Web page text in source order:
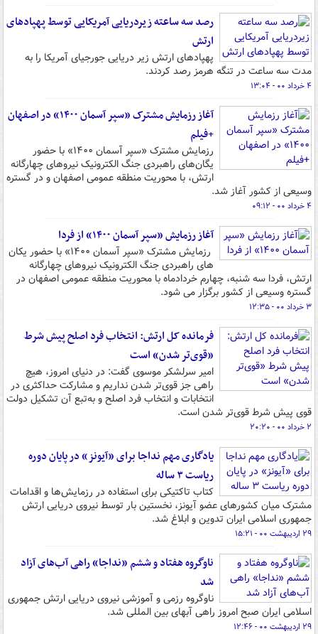
رصد سه ساعته زیردریایی آمریکایی توسط پهپادهای
ارتش
پهپادهای ارتش زیر دریایی جورجیای آمریکا را به
مدت سه ساعت در تنگه هرمز رصد کردند.
۴ خرداد ۰۰ - ۱۳:۰۴
آغاز رزمایش مشترک «سپر آسمان ۱۴۰۰» در اصفهان
+فیلم
رزمایش مشترک «سپر آسمان ۱۴۰۰» با حضور
یگان‌های راهبردی جنگ الکترونیک نیروهای چهارگانه
ارتش، با محوریت منطقه عمومی اصفهان و در گستره
وسیعی از کشور آغاز شد.
۴ خرداد ۰۰ - ۰۹:۱۲
آغاز رزمایش «سپر آسمان ۱۴۰۰» از فردا
رزمایش مشترک «سپر آسمان ۱۴۰۰» با حضور یکان
های راهبردی جنگ الکترونیک نیروهای چهارگانه
ارتش، فردا سه شنبه، چهارم خردادماه با محوریت منطقه عمومی اصفهان در
گستره وسیعی از کشور برگزار می شود.
۳ خرداد ۰۰ - ۱۲:۳۵
فرمانده کل ارتش: انتخاب فرد اصلح پیش شرط
«قوی‌تر شدن» است
امیر سرلشکر موسوی گفت: در دنیای امروز، هیچ
راهی جز قوی‌تر شدن نداریم و مشارکت حداکثری در
انتخابات و انتخاب فرد اصلح و به‌تبع آن تشکیل دولت
قوی پیش شرط قوی‌تر شدن است.
۲ خرداد ۰۰ - ۲۰:۲۰
یادگاری مهم نداجا برای «آیونز» در پایان دوره
ریاست ۳ ساله
کتاب تاکتیکی برای استفاده در رزمایش‌ها و اقدامات
مشترک میان کشورهای عضو آیونز، نخستین بار توسط نیروی دریایی ارتش
جمهوری اسلامی ایران تدوین و ابلاغ شد.
۲۹ اردیبهشت ۰۰ - ۱۵:۲۱
ناوگروه هفتاد و ششم «نداجا» راهی آب‌های آزاد
شد
ناوگروه رزمی و آموزشی نیروی دریایی ارتش جمهوری
اسلامی ایران صبح امروز راهی آبهای بین المللی شد.
۲۹ اردیبهشت ۰۰ - ۱۲:۴۶